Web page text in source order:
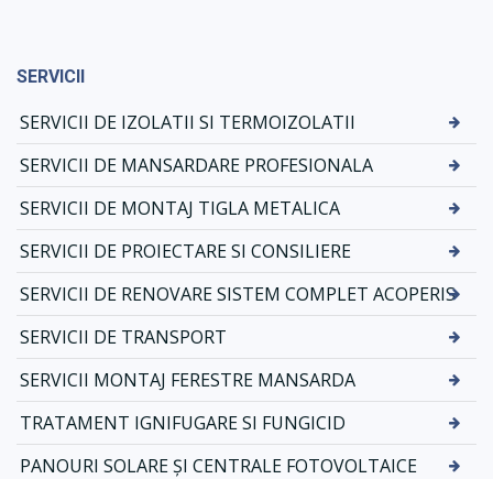
SERVICII
SERVICII DE IZOLATII SI TERMOIZOLATII
SERVICII DE MANSARDARE PROFESIONALA
SERVICII DE MONTAJ TIGLA METALICA
SERVICII DE PROIECTARE SI CONSILIERE
SERVICII DE RENOVARE SISTEM COMPLET ACOPERIS
SERVICII DE TRANSPORT
SERVICII MONTAJ FERESTRE MANSARDA
TRATAMENT IGNIFUGARE SI FUNGICID
PANOURI SOLARE ȘI CENTRALE FOTOVOLTAICE